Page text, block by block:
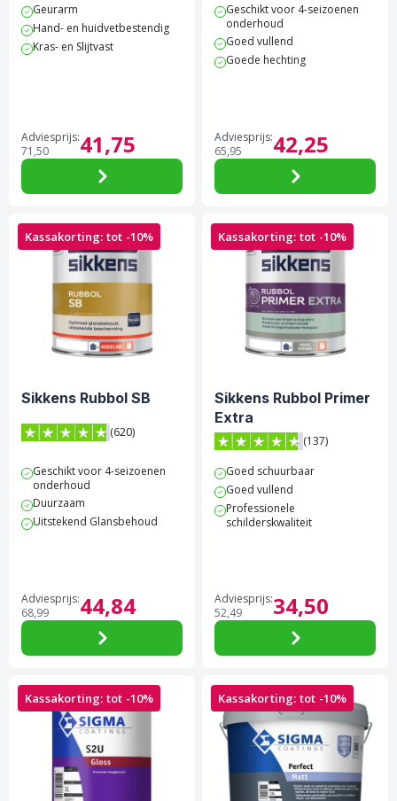
Geurarm
Hand- en huidvetbestendig
Kras- en Slijtvast
41,75
Adviesprijs:
71,50
Geschikt voor 4-seizoenen
onderhoud
Goed vullend
Goede hechting
42,25
Adviesprijs:
65,95
Kassakorting: tot -10%
Sikkens Rubbol SB
4.8 van 5 sterren score op Trustpilot
(620)
Geschikt voor 4-seizoenen
onderhoud
Duurzaam
Uitstekend Glansbehoud
44,84
Adviesprijs:
68,99
Kassakorting: tot -10%
Sikkens Rubbol Primer
Extra
(137)
Goed schuurbaar
Goed vullend
Professionele
schilderskwaliteit
34,50
Adviesprijs:
52,49
Kassakorting: tot -10% Kassakorting: tot -10%